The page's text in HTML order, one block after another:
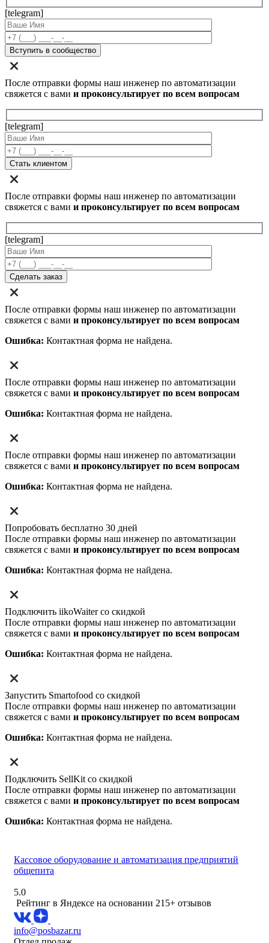
[telegram]
После отправки формы наш инженер по автоматизации
свяжется с вами и проконсультирует по всем вопросам
[telegram]
После отправки формы наш инженер по автоматизации
свяжется с вами и проконсультирует по всем вопросам
[telegram]
После отправки формы наш инженер по автоматизации
свяжется с вами и проконсультирует по всем вопросам
Ошибка: Контактная форма не найдена.
После отправки формы наш инженер по автоматизации
свяжется с вами и проконсультирует по всем вопросам
Ошибка: Контактная форма не найдена.
После отправки формы наш инженер по автоматизации
свяжется с вами и проконсультирует по всем вопросам
Ошибка: Контактная форма не найдена.
Попробовать бесплатно 30 дней
После отправки формы наш инженер по автоматизации
свяжется с вами и проконсультирует по всем вопросам
Ошибка: Контактная форма не найдена.
Подключить iikoWaiter со скидкой
После отправки формы наш инженер по автоматизации
свяжется с вами и проконсультирует по всем вопросам
Ошибка: Контактная форма не найдена.
Запустить Smartofood со скидкой
После отправки формы наш инженер по автоматизации
свяжется с вами и проконсультирует по всем вопросам
Ошибка: Контактная форма не найдена.
Подключить SellKit со скидкой
После отправки формы наш инженер по автоматизации
свяжется с вами и проконсультирует по всем вопросам
Ошибка: Контактная форма не найдена.
Кассовое оборудование и автоматизация предприятий
общепита
5.0
Рейтинг в Яндексе на основании 215+ отзывов
info@posbazar.ru